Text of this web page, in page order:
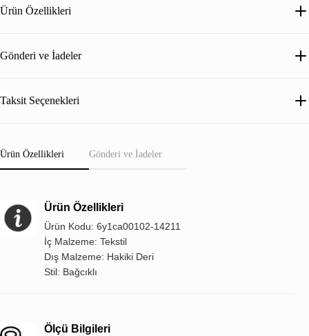
Ürün Özellikleri
Gönderi ve İadeler
Taksit Seçenekleri
Ürün Özellikleri Gönderi ve İadeler
Ürün Özellikleri
Ürün Kodu: 6y1ca00102-14211
İç Malzeme: Tekstil
Dış Malzeme: Hakiki Deri
Stil: Bağcıklı
Ölçü Bilgileri